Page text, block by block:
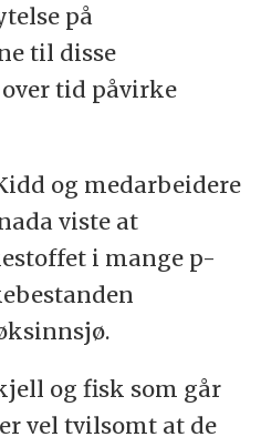
på
til disse
tid påvirke
og medarbeidere
viste at
i mange p-
og fisk som går
vel tvilsomt at de